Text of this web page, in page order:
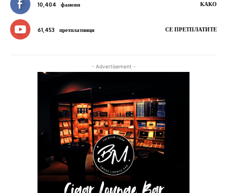
10,404 фанови КАКО
61,453 претплатници СЕ ПРЕТПЛАТИТЕ
- Advertisement -